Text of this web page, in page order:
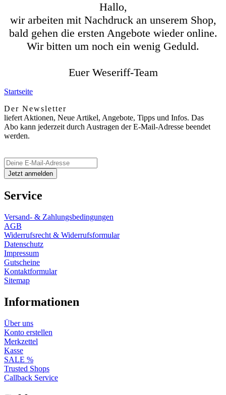
Hallo,
wir arbeiten mit Nachdruck an unserem Shop,
bald gehen die ersten Angebote wieder online.
Wir bitten um noch ein wenig Geduld.
Euer Weseriff-Team
Startseite
Der Newsletter
liefert Aktionen, Neue Artikel, Angebote, Tipps und Infos. Das
Abo kann jederzeit durch Austragen der E-Mail-Adresse beendet
werden.
Service
Versand- & Zahlungsbedingungen
AGB
Widerrufsrecht & Widerrufsformular
Datenschutz
Impressum
Gutscheine
Kontaktformular
Sitemap
Informationen
Über uns
Konto erstellen
Merkzettel
Kasse
SALE %
Trusted Shops
Callback Service